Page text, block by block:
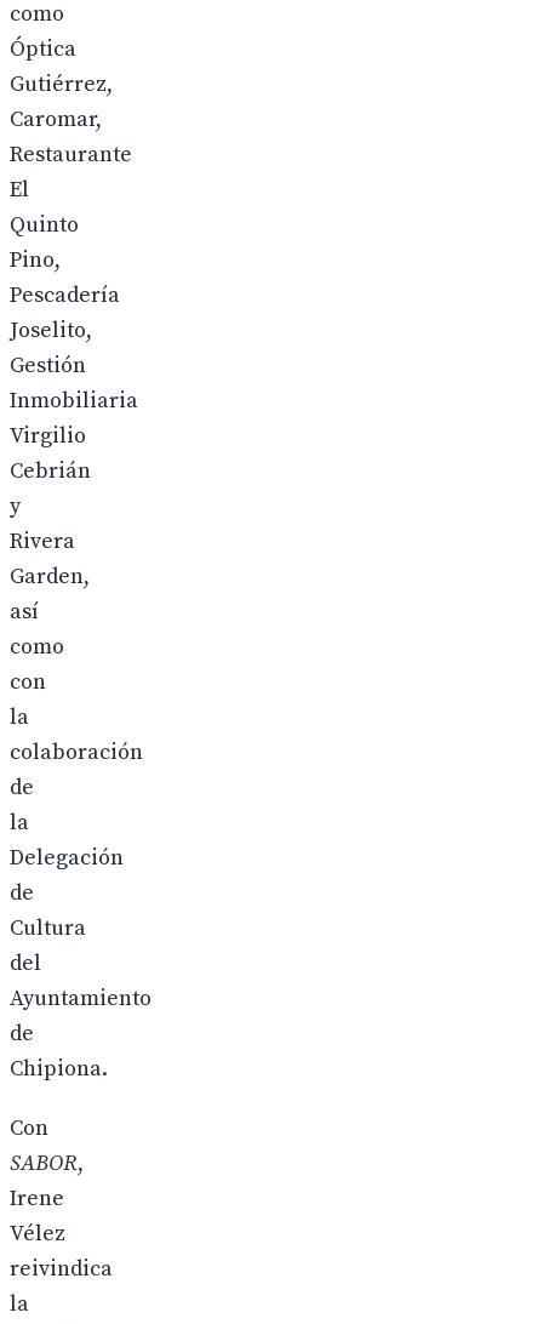
como
Óptica
Gutiérrez,
Caromar,
Restaurante
El
Quinto
Pino,
Pescadería
Joselito,
Gestión
Inmobiliaria
Virgilio
Cebrián
y
Rivera
Garden,
así
como
con
la
colaboración
de
la
Delegación
de
Cultura
del
Ayuntamiento
de
Chipiona.
Con
SABOR,
Irene
Vélez
reivindica
la